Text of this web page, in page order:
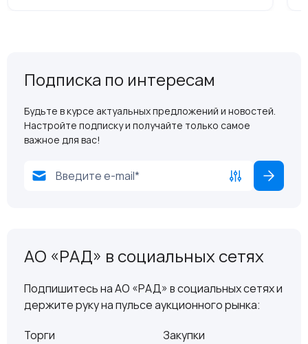
Подписка по интересам
Будьте в курсе актуальных предложений и новостей.
Настройте подписку и получайте только самое
важное для вас!
АО «РАД» в социальных сетях
Подпишитесь на АО «РАД» в социальных сетях и
держите руку на пульсе аукционного рынка:
Торги
Закупки